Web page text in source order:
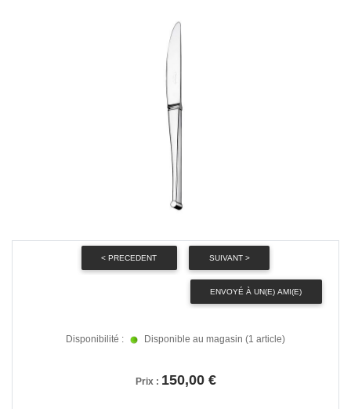
Disponibilité : Disponible au magasin (1 article)
Prix : 150,00 €